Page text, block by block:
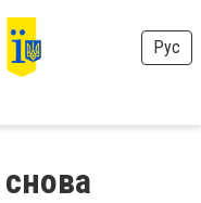
Рус